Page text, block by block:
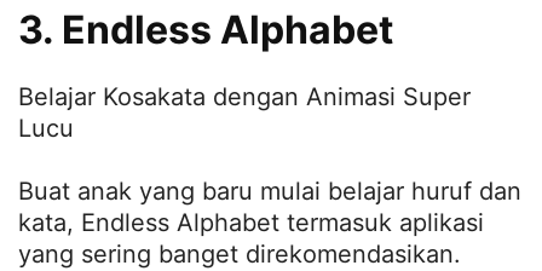
3. Endless Alphabet
Belajar Kosakata dengan Animasi Super
Lucu
Buat anak yang baru mulai belajar huruf dan
kata, Endless Alphabet termasuk aplikasi
yang sering banget direkomendasikan.